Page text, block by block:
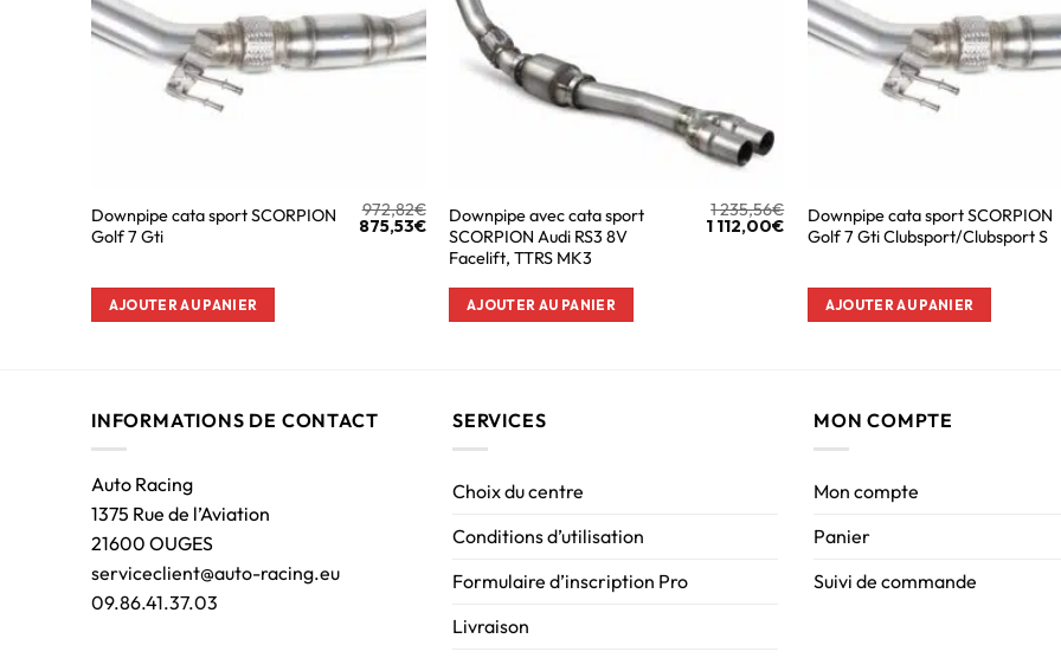
Downpipe cata sport SCORPION
Golf 7 Gti
972,82€
875,53€
AJOUTER AU PANIER
Downpipe avec cata sport
SCORPION Audi RS3 8V
Facelift, TTRS MK3
1 235,56€
1 112,00€
AJOUTER AU PANIER
Downpipe cata sport SCORPION
Golf 7 Gti Clubsport/Clubsport S
AJOUTER AU PANIER
INFORMATIONS DE CONTACT
Auto Racing
1375 Rue de l’Aviation
21600 OUGES
serviceclient@auto-racing.eu
09.86.41.37.03
SERVICES
Choix du centre
Conditions d’utilisation
Formulaire d’inscription Pro
Livraison
MON COMPTE
Mon compte
Panier
Suivi de commande